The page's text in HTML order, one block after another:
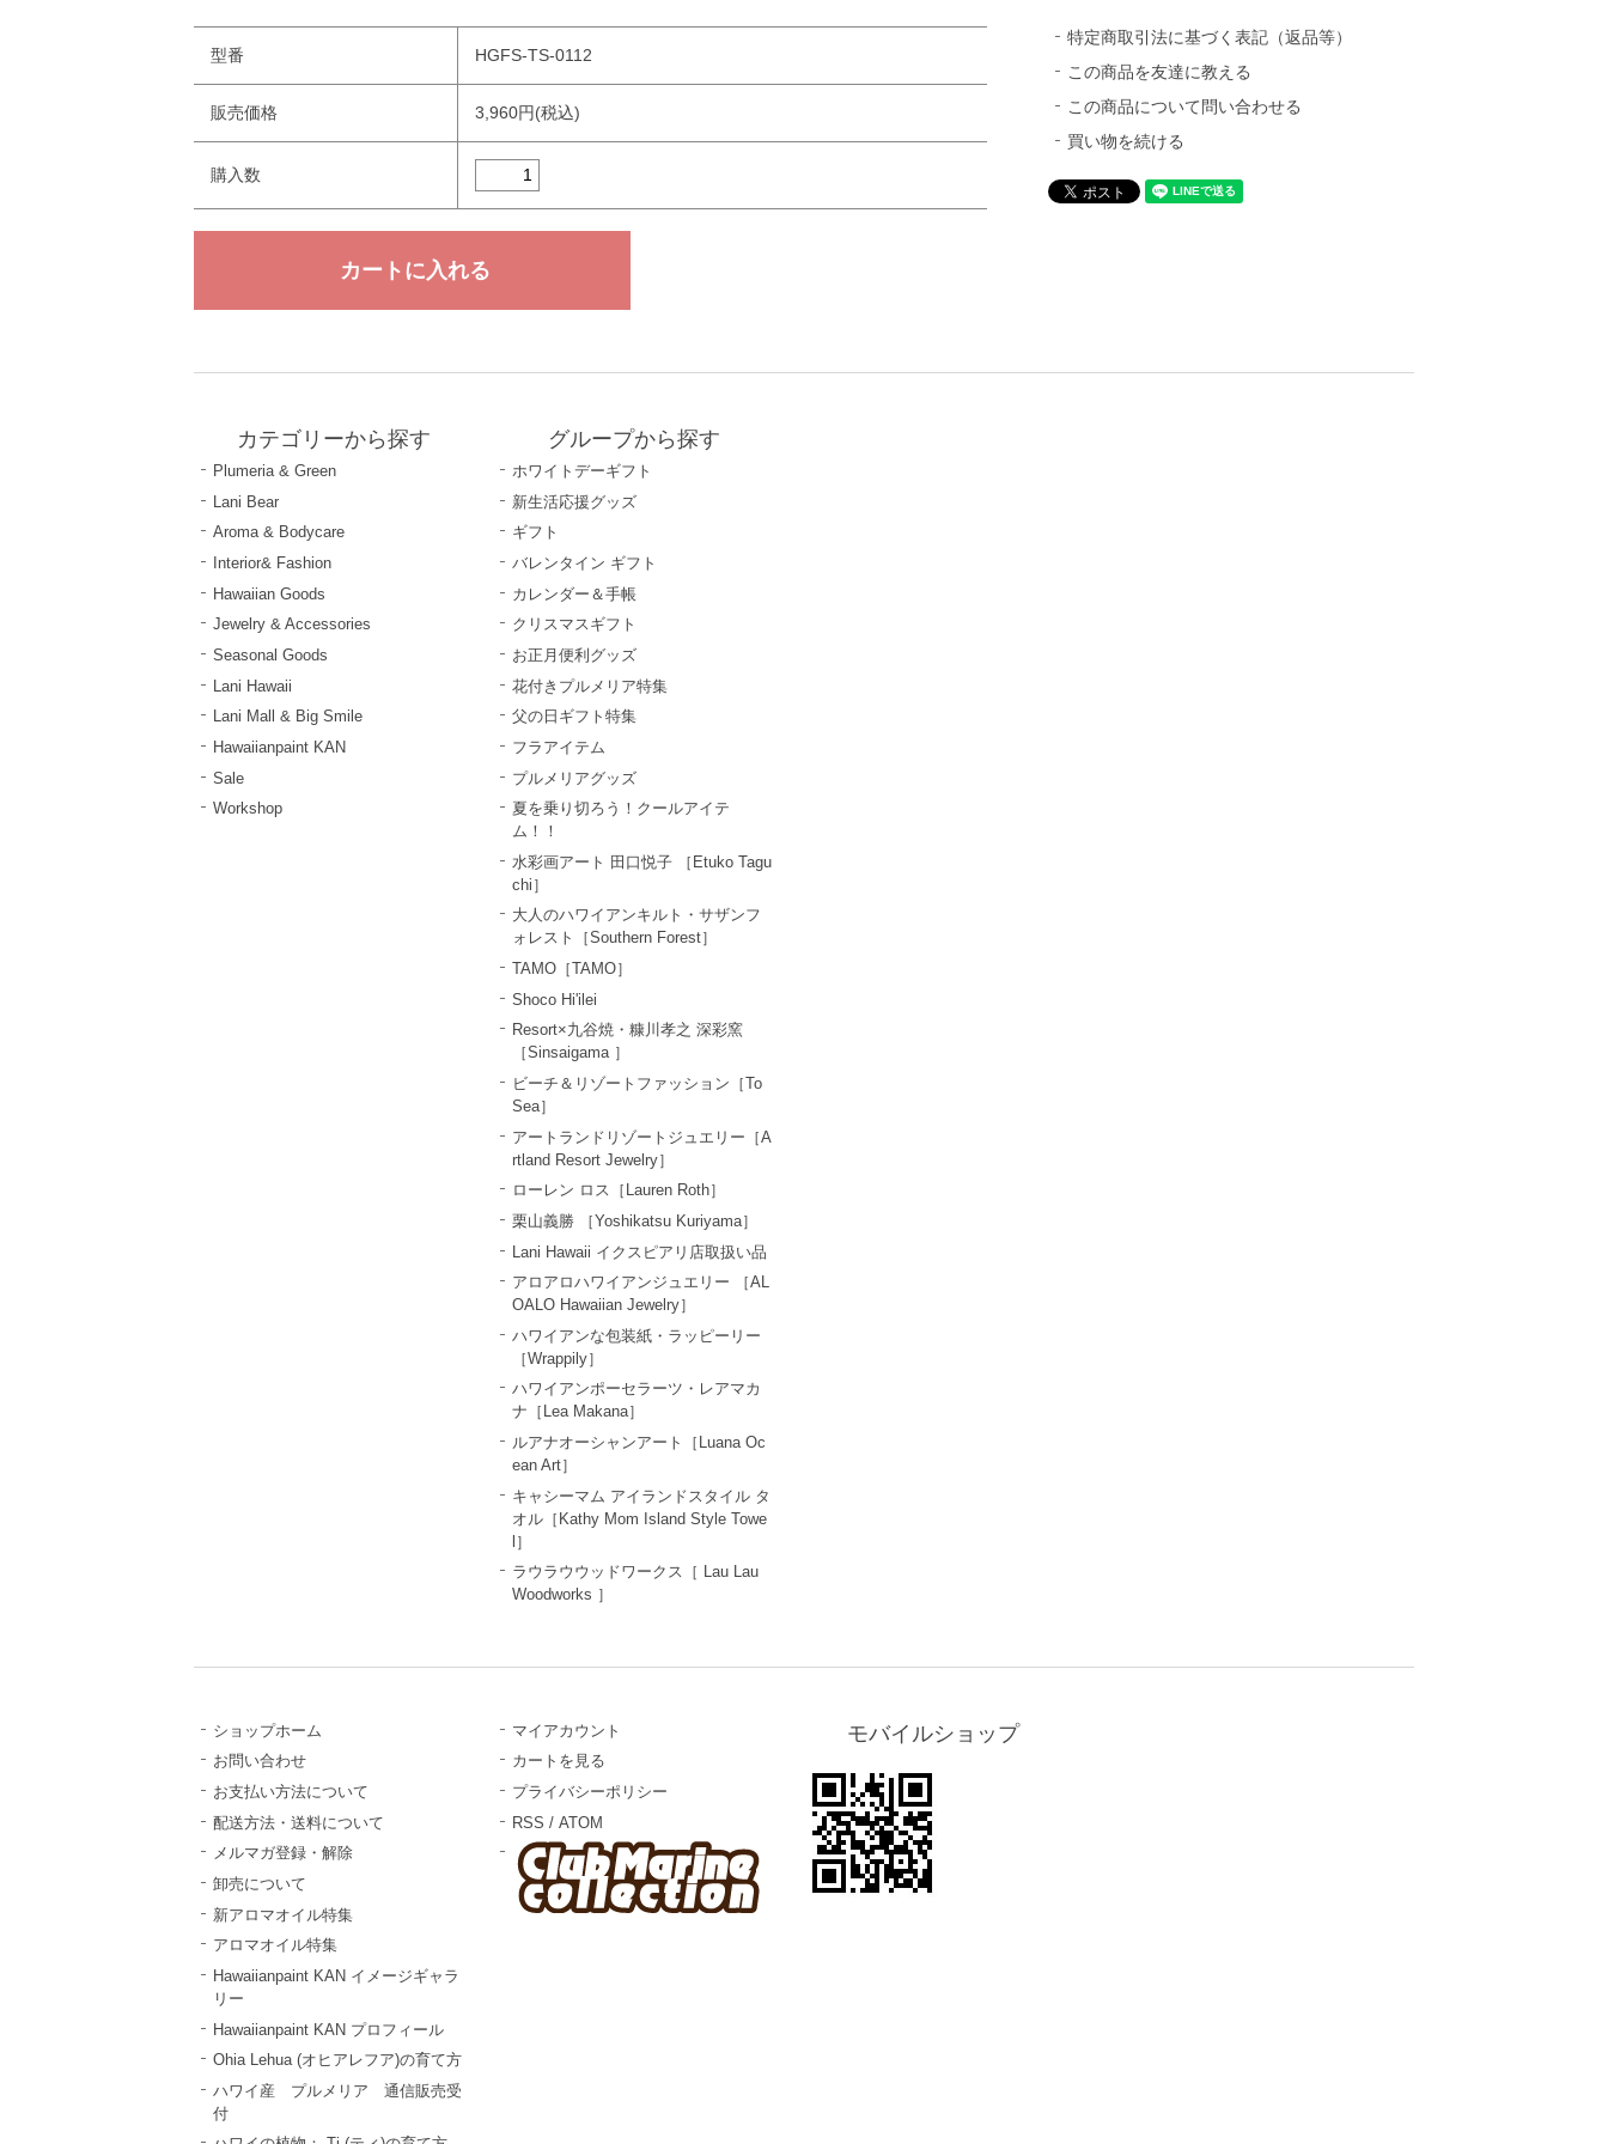
型番 HGFS-TS-0112
販売価格 3,960円(税込)
購入数
特定商取引法に基づく表記（返品等）
この商品を友達に教える
この商品について問い合わせる
買い物を続ける
カテゴリーから探す
Plumeria & Green
Lani Bear
Aroma & Bodycare
Interior& Fashion
Hawaiian Goods
Jewelry & Accessories
Seasonal Goods
Lani Hawaii
Lani Mall & Big Smile
Hawaiianpaint KAN
Sale
Workshop
グループから探す
ホワイトデーギフト
新生活応援グッズ
ギフト
バレンタイン ギフト
カレンダー＆手帳
クリスマスギフト
お正月便利グッズ
花付きプルメリア特集
父の日ギフト特集
フラアイテム
プルメリアグッズ
夏を乗り切ろう！クールアイテ
ム！！
水彩画アート 田口悦子 ［Etuko Tagu
chi］
大人のハワイアンキルト・サザンフ
ォレスト［Southern Forest］
TAMO［TAMO］
Shoco Hi'ilei
Resort×九谷焼・糠川孝之 深彩窯
［Sinsaigama ］
ビーチ＆リゾートファッション［To
Sea］
アートランドリゾートジュエリー［A
rtland Resort Jewelry］
ローレン ロス［Lauren Roth］
栗山義勝 ［Yoshikatsu Kuriyama］
Lani Hawaii イクスピアリ店取扱い品
アロアロハワイアンジュエリー ［AL
OALO Hawaiian Jewelry］
ハワイアンな包装紙・ラッピーリー
［Wrappily］
ハワイアンポーセラーツ・レアマカ
ナ［Lea Makana］
ルアナオーシャンアート［Luana Oc
ean Art］
キャシーマム アイランドスタイル タ
オル［Kathy Mom Island Style Towe
l］
ラウラウウッドワークス［ Lau Lau
Woodworks ］
ショップホーム
お問い合わせ
お支払い方法について
配送方法・送料について
メルマガ登録・解除
卸売について
新アロマオイル特集
アロマオイル特集
Hawaiianpaint KAN イメージギャラ
リー
Hawaiianpaint KAN プロフィール
Ohia Lehua (オヒアレフア)の育て方
ハワイ産 プルメリア 通信販売受
付
マイアカウント
カートを見る
プライバシーポリシー
RSS /ATOM
モバイルショップ